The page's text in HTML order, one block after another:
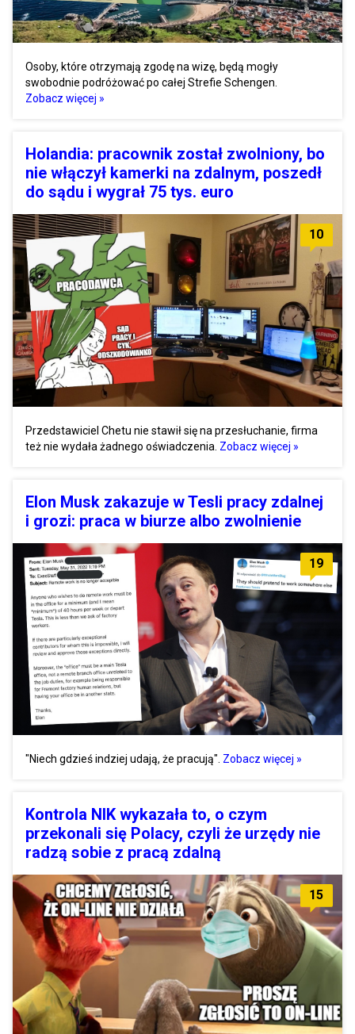
Osoby, które otrzymają zgodę na wizę, będą mogły
swobodnie podróżować po całej Strefie Schengen.
Zobacz więcej »
Holandia: pracownik został zwolniony, bo
nie włączył kamerki na zdalnym, poszedł
do sądu i wygrał 75 tys. euro
10
Przedstawiciel Chetu nie stawił się na przesłuchanie, firma
też nie wydała żadnego oświadczenia. Zobacz więcej »
Elon Musk zakazuje w Tesli pracy zdalnej
i grozi: praca w biurze albo zwolnienie
19
"Niech gdzieś indziej udają, że pracują". Zobacz więcej »
Kontrola NIK wykazała to, o czym
przekonali się Polacy, czyli że urzędy nie
radzą sobie z pracą zdalną
15